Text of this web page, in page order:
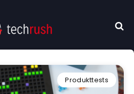
Produkttests